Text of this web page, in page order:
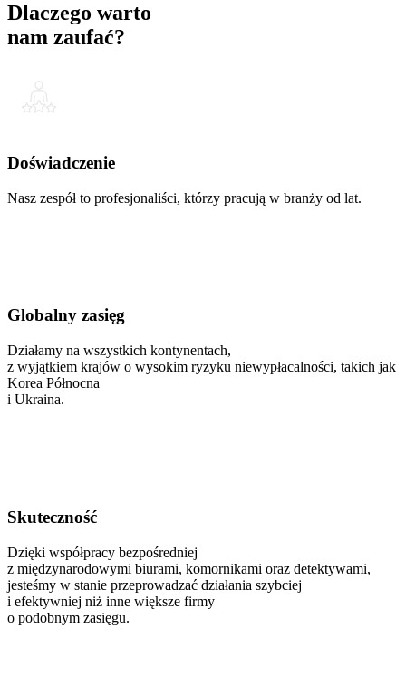
Dlaczego warto
nam zaufać?
Doświadczenie
Nasz zespół to profesjonaliści, którzy pracują w branży od lat.
Globalny zasięg
Działamy na wszystkich kontynentach,
z wyjątkiem krajów o wysokim ryzyku niewypłacalności, takich jak
Korea Północna
i Ukraina.
Skuteczność
Dzięki współpracy bezpośredniej
z międzynarodowymi biurami, komornikami oraz detektywami,
jesteśmy w stanie przeprowadzać działania szybciej
i efektywniej niż inne większe firmy
o podobnym zasięgu.